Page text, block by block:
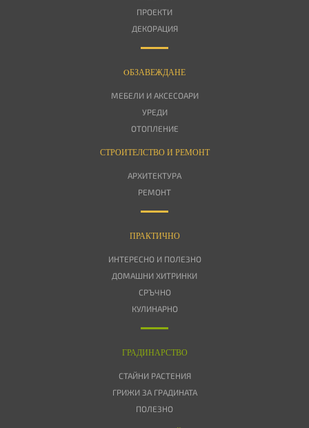
ПРОЕКТИ
ДЕКОРАЦИЯ
OБЗАВЕЖДАНЕ
МЕБЕЛИ И АКСЕСОАРИ
УРЕДИ
ОТОПЛЕНИЕ
СТРОИТЕЛСТВО И РЕМОНТ
АРХИТЕКТУРА
РЕМОНТ
ПРАКТИЧНО
ИНТЕРЕСНО И ПОЛЕЗНО
ДОМАШНИ ХИТРИНКИ
СРЪЧНО
КУЛИНАРНО
ГРАДИНАРСТВО
СТАЙНИ РАСТЕНИЯ
ГРИЖИ ЗА ГРАДИНАТА
ПОЛЕЗНО